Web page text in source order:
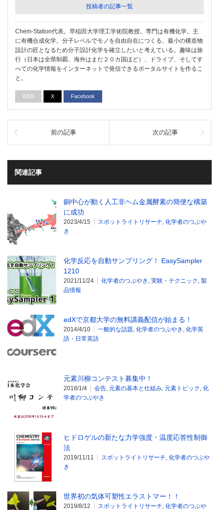
投稿者の記事一覧
Chem-Station代表。早稲田大学理工学術院教授。専門は有機化学。主
に有機合成化学。分子レベルでモノを自由自在につくる、最小の構造物
設計の匠となるため分子設計化学を確立したいと考えている。趣味は旅
行（日本は全県制覇、海外はまだ２０カ国ほど）、ドライブ、そしてす
べての化学情報をインターネットで発信できるポータルサイトを作るこ
と。
WEB X Facebook
前の記事 次の記事
関連記事
銅中心が動く人工非ヘム金属酵素の簡便な構築
に成功
2023/4/15 スポットライトリサーチ, 化学者のつぶや
き
化学反応を自動サンプリング！ EasySampler
1210
2021/11/24 化学者のつぶやき , 実験・テクニック , 製
品情報
edXで京都大学の無料講義配信が始まる！
2014/4/10 一般的な話題, 化学者のつぶやき , 化学英
語・日常英語
元素川柳コンテスト募集中！
2018/1/4 会告, 元素の基本と仕組み, 元素トピック , 化
学者のつぶやき
ヒドロゲルの新たな力学強度・温度応答性制御
法
2019/11/11 スポットライトリサーチ, 化学者のつぶや
き
世界初の気体可塑性エラストマー！！
2019/8/12 スポットライトリサーチ, 化学者のつぶや